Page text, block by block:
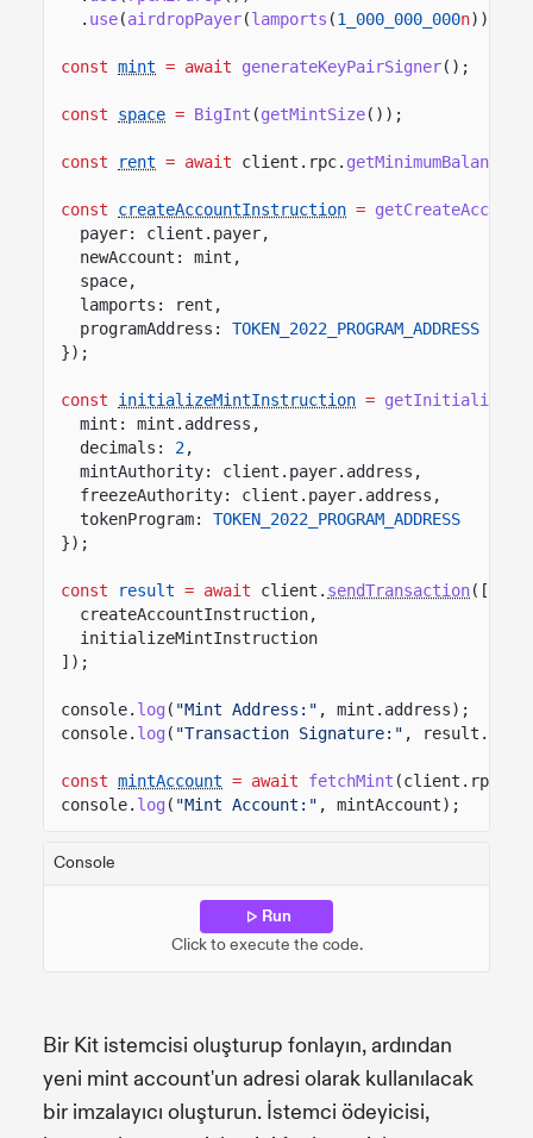
. use(airdropPayer(lamports (1_000_000_000n)));
const mint = await generateKeyPairSigner();
const space = BigInt (getMintSize());
const rent = await client.rpc.
const createAccountInstruction =
payer: client.payer,
newAccount: mint,
space,
lamports: rent,
programAddress:
TOKEN_2022_PROGRAM_ADDRESS
});
const initializeMintInstruction =
mint: mint.address,
decimals:
2,
mintAuthority: client.payer.address,
freezeAuthority: client.payer.address,
tokenProgram:
TOKEN_2022_PROGRAM_ADDRESS
});
const result = await client. sendTransaction([
createAccountInstruction,
initializeMintInstruction
]);
console. log ( "Mint Address:" , mint.address);
console. log ( "Transaction Signature:" ,
const mintAccount = await fetchMint (client.rpc,
console. log ( "Mint Account:" , mintAccount);
Console
Run
Click to execute the code.
Bir Kit istemcisi oluşturup fonlayın, ardından
yeni mint account'un adresi olarak kullanılacak
bir imzalayıcı oluşturun. İstemci ödeyicisi,